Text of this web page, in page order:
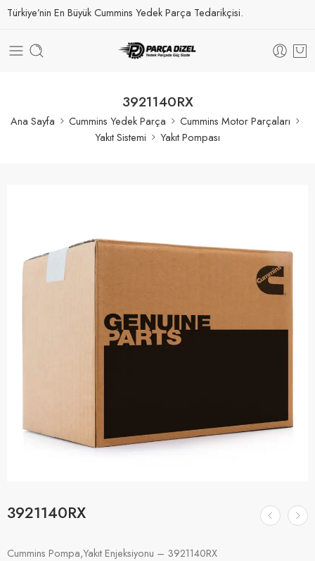
Türkiye’nin En Büyük Cummins Yedek Parça Tedarikçisi.
3921140RX
Ana Sayfa Cummins Yedek Parça
Cummins Motor Parçaları
Yakıt Sistemi
Yakıt Pompası
3921140RX
Cummins Pompa,Yakıt Enjeksiyonu – 3921140RX